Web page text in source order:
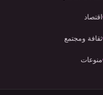
اقتصاد
ثقافة ومجتمع
منوعات